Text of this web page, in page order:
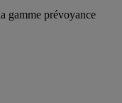
gamme prévoyance